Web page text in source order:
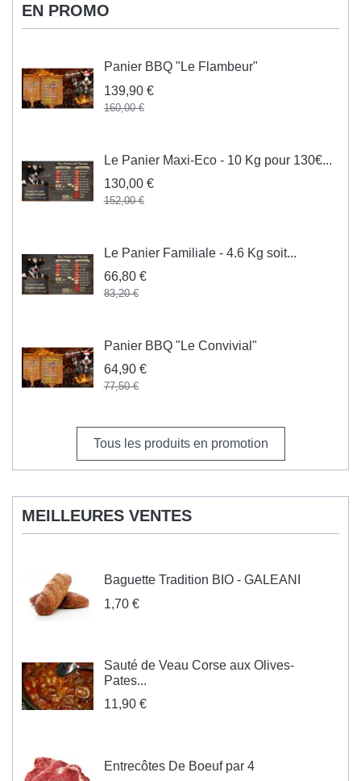
EN PROMO
Panier BBQ "Le Flambeur"
139,90 €
160,00 €
Le Panier Maxi-Eco - 10 Kg pour 130€...
130,00 €
152,00 €
Le Panier Familiale - 4.6 Kg soit...
66,80 €
83,20 €
Panier BBQ "Le Convivial"
64,90 €
77,50 €
Tous les produits en promotion
MEILLEURES VENTES
Baguette Tradition BIO - GALEANI
1,70 €
Sauté de Veau Corse aux Olives-
Pates...
11,90 €
Entrecôtes De Boeuf par 4